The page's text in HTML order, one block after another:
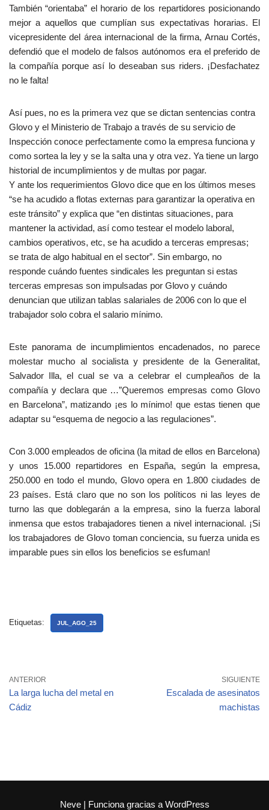
También “orientaba” el horario de los repartidores posicionando
mejor a aquellos que cumplían sus expectativas horarias. El
vicepresidente del área internacional de la firma, Arnau Cortés,
defendió que el modelo de falsos autónomos era el preferido de
la compañía porque así lo deseaban sus riders. ¡Desfachatez
no le falta!
Así pues, no es la primera vez que se dictan sentencias contra
Glovo y el Ministerio de Trabajo a través de su servicio de
Inspección conoce perfectamente como la empresa funciona y
como sortea la ley y se la salta una y otra vez. Ya tiene un largo
historial de incumplimientos y de multas por pagar.
Y ante los requerimientos Glovo dice que en los últimos meses
“se ha acudido a flotas externas para garantizar la operativa en
este tránsito” y explica que “en distintas situaciones, para
mantener la actividad, así como testear el modelo laboral,
cambios operativos, etc, se ha acudido a terceras empresas;
se trata de algo habitual en el sector”. Sin embargo, no
responde cuándo fuentes sindicales les preguntan si estas
terceras empresas son impulsadas por Glovo y cuándo
denuncian que utilizan tablas salariales de 2006 con lo que el
trabajador solo cobra el salario mínimo.
Este panorama de incumplimientos encadenados, no parece
molestar mucho al socialista y presidente de la Generalitat,
Salvador Illa, el cual se va a celebrar el cumpleaños de la
compañía y declara que …”Queremos empresas como Glovo
en Barcelona”, matizando ¡es lo mínimo! que estas tienen que
adaptar su “esquema de negocio a las regulaciones”.
Con 3.000 empleados de oficina (la mitad de ellos en Barcelona)
y unos 15.000 repartidores en España, según la empresa,
250.000 en todo el mundo, Glovo opera en 1.800 ciudades de
23 países. Está claro que no son los políticos ni las leyes de
turno las que doblegarán a la empresa, sino la fuerza laboral
inmensa que estos trabajadores tienen a nivel internacional. ¡Si
los trabajadores de Glovo toman conciencia, su fuerza unida es
imparable pues sin ellos los beneficios se esfuman!
Etiquetas: JUL_AGO_25
ANTERIOR
La larga lucha del metal en
Cádiz
SIGUIENTE
Escalada de asesinatos
machistas
Neve| Funciona gracias a WordPress